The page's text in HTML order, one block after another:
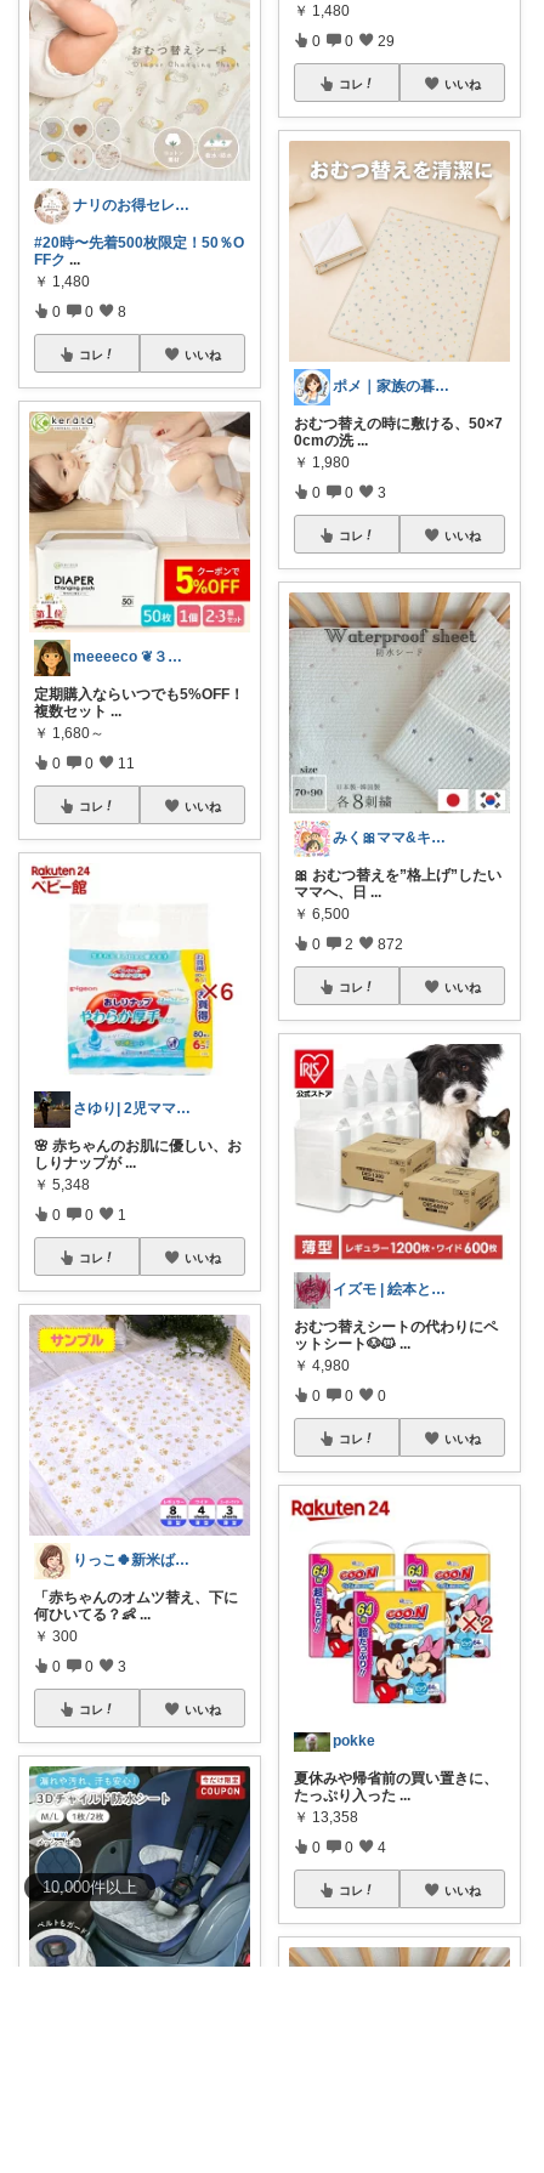
10,000件以上
ナリのお得セレクト
#20時〜先着500枚限定！50％O
FFク ...
￥ 1,480
0 0 8
コレ いいね
meeeeco ❦３児ママ ❦
定期購入ならいつでも5%OFF！
複数セット ...
￥ 1,680～
0 0 11
コレ いいね
さゆり| 2児ママお買い物メモ🧸
🌸 赤ちゃんのお肌に優しい、お
しりナップが ...
￥ 5,348
0 0 1
コレ いいね
りっこ🍀新米ばぁばの子育て応援隊
「赤ちゃんのオムツ替え、下に
何ひいてる？👶 ...
￥ 300
0 0 3
コレ いいね
￥ 1,480
0 0 29
コレ いいね
ポメ｜家族の暮らしを少しラクに
おむつ替えの時に敷ける、50×7
0cmの洗 ...
￥ 1,980
0 0 3
コレ いいね
みく🎀ママ&キッズグッズ🎁
🎀 おむつ替えを”格上げ”したい
ママへ、日 ...
￥ 6,500
0 2 872
コレ いいね
イズモ | 絵本とコスパ育児
おむつ替えシートの代わりにペ
ットシート🐶🐱 ...
￥ 4,980
0 0 0
コレ いいね
pokke
夏休みや帰省前の買い置きに、
たっぷり入った ...
￥ 13,358
0 0 4
コレ いいね